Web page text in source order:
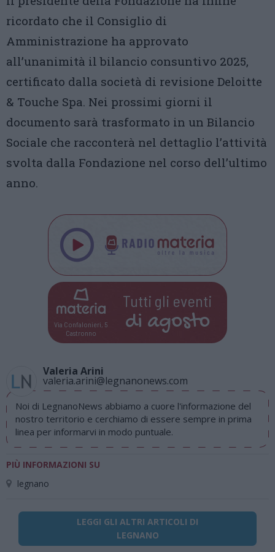
ricordato che il Consiglio di
Amministrazione ha approvato
all’unanimità il bilancio consuntivo 2025,
certificato dalla società di revisione Deloitte
& Touche Spa. Nei prossimi giorni il
documento sarà trasformato in un Bilancio
Sociale che racconterà nel dettaglio l’attività
svolta dalla Fondazione nel corso dell’ultimo
anno.
Via Confalonieri, 5
Castronno
Tutti gli eventi
di agosto
Valeria Arini
valeria.arini@legnanonews.com
Noi di LegnanoNews abbiamo a cuore l'informazione del
nostro territorio e cerchiamo di essere sempre in prima
linea per informarvi in modo puntuale.
PIÙ INFORMAZIONI SU
legnano
LEGGI GLI ALTRI ARTICOLI DI
LEGNANO